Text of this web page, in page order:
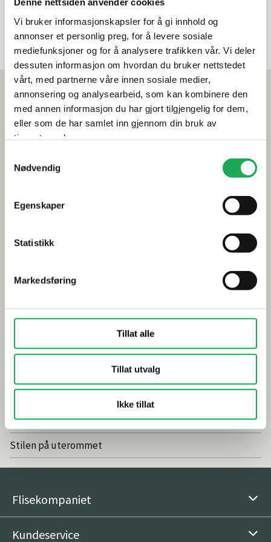
Vi bruker informasjonskapsler for å gi innhold og
annonser et personlig preg, for å levere sosiale
mediefunksjoner og for å analysere trafikken vår. Vi deler
dessuten informasjon om hvordan du bruker nettstedet
vårt, med partnerne våre innen sosiale medier,
annonsering og analysearbeid, som kan kombinere den
med annen informasjon du har gjort tilgjengelig for dem,
eller som de har samlet inn gjennom din bruk av
tjenestene deres.
Nødvendig
Egenskaper
Statistikk
Markedsføring
Tillat alle
Tillat utvalg
Ikke tillat
Mest lest akkurat nå
Årets flis hos Flisekompaniet
Klikkvinyl - Gulvet som tåler alt
Tips og råd
Dette må du tenke på når du innreder badet
Visste du at du kan legge flis på flis
Smarte tips for riktig valg av dusj
Inspirasjon
Baderomstrender 2025
Drømmeatrium med flisheller
Vedlikeholdsfritt og naturlig med fliser
Stilen på uterommet
Flisekompaniet
Kundeservice